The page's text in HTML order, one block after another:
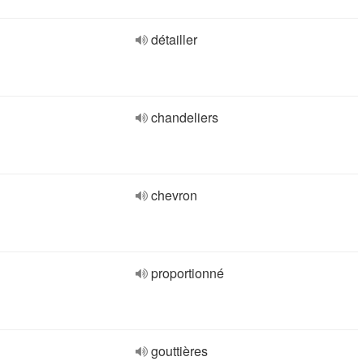
détailler
chandeliers
chevron
proportionné
gouttières